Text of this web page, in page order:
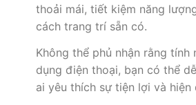
thoải mái, tiết kiệm năng
cách trang trí sẵn có.
Không thể phủ nhận rằng
dụng điện thoại, bạn có thể
ai yêu thích sự tiện lợi và hiện